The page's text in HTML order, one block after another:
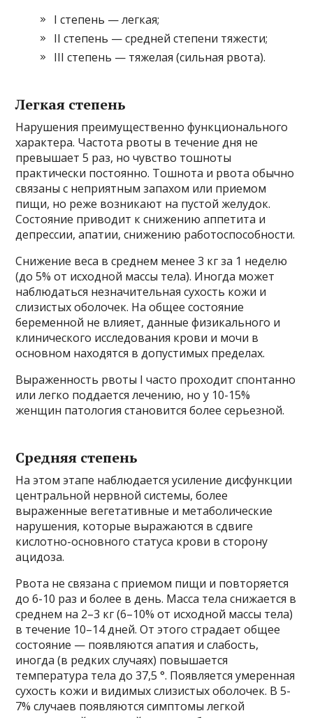
I степень — легкая;
II степень — средней степени тяжести;
III степень — тяжелая (сильная рвота).
Легкая степень
Нарушения преимущественно функционального
характера. Частота рвоты в течение дня не
превышает 5 раз, но чувство тошноты
практически постоянно. Тошнота и рвота обычно
связаны с неприятным запахом или приемом
пищи, но реже возникают на пустой желудок.
Состояние приводит к снижению аппетита и
депрессии, апатии, снижению работоспособности.
Снижение веса в среднем менее 3 кг за 1 неделю
(до 5% от исходной массы тела). Иногда может
наблюдаться незначительная сухость кожи и
слизистых оболочек. На общее состояние
беременной не влияет, данные физикального и
клинического исследования крови и мочи в
основном находятся в допустимых пределах.
Выраженность рвоты I часто проходит спонтанно
или легко поддается лечению, но у 10-15%
женщин патология становится более серьезной.
Средняя степень
На этом этапе наблюдается усиление дисфункции
центральной нервной системы, более
выраженные вегетативные и метаболические
нарушения, которые выражаются в сдвиге
кислотно-основного статуса крови в сторону
ацидоза.
Рвота не связана с приемом пищи и повторяется
до 6-10 раз и более в день. Масса тела снижается в
среднем на 2–3 кг (6–10% от исходной массы тела)
в течение 10–14 дней. От этого страдает общее
состояние — появляются апатия и слабость,
иногда (в редких случаях) повышается
температура тела до 37,5 °. Появляется умеренная
сухость кожи и видимых слизистых оболочек. В 5-
7% случаев появляются симптомы легкой